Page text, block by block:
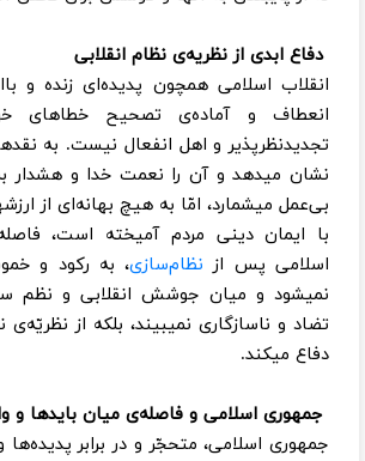
دفاع ابدی از نظریه‌ی نظام انقلابی
انقلاب اسلامی همچون پدیده‌ای زنده و
انعطاف و آماده‌ی تصحیح خطاهای
تجدیدنظرپذیر و اهل انفعال نیست. به
نشان میدهد و آن را نعمت خدا و هشدار
بی‌عمل میشمارد، امّا به هیچ بهانه‌ای از
با ایمان دینی مردم آمیخته است،
اسلامی پس از نظام‌سازی، به رکود و
نمیشود و میان جوشش انقلابی و نظم
تضاد و ناسازگاری نمیبیند، بلکه از نظریّه‌ی
دفاع میکند.
جمهوری اسلامی و فاصله‌ی میان بایدها و
جمهوری اسلامی، متحجّر و در برابر پدیده‌ها